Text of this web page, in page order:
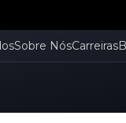
Sobre NósCarreiras